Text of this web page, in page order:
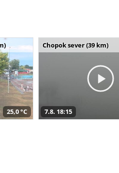
25,0 °C
Chopok sever (39 km)
7.8. 18:15